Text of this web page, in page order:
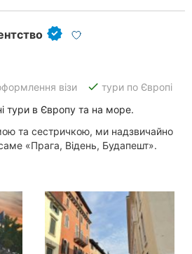
візи done тури по Європі
тури в Європу та на море.
та сестричкою, ми надзвичайно
«Прага, Відень, Будапешт».